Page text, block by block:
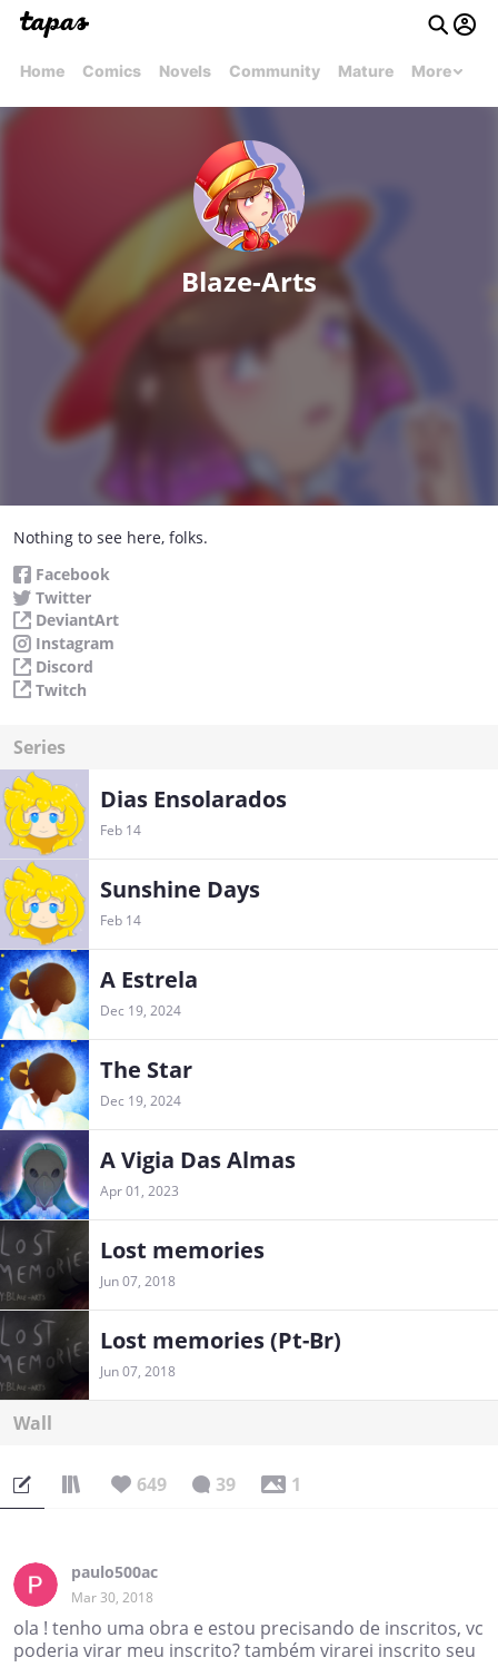
Home Comics Novels Community Mature More
Blaze-Arts
Nothing to see here, folks.
Facebook
Twitter
DeviantArt
Instagram
Discord
Twitch
Series
Dias Ensolarados
Feb 14
Sunshine Days
Feb 14
A Estrela
Dec 19, 2024
The Star
Dec 19, 2024
A Vigia Das Almas
Apr 01, 2023
Lost memories
Jun 07, 2018
Lost memories (Pt-Br)
Jun 07, 2018
Wall
649 39 1
paulo500ac
Mar 30, 2018
ola ! tenho uma obra e estou precisando de inscritos, vc
poderia virar meu inscrito? também virarei inscrito seu